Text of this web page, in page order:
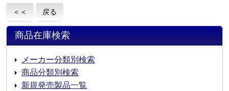
＜＜ 戻る
商品在庫検索
メーカー分類別検索
商品分類別検索
新規発売製品一覧